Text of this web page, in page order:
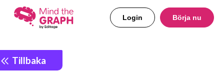
Login Börja nu
Tillbaka